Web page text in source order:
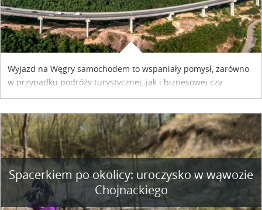
Wyjazd na Węgry samochodem to wspaniały pomysł, zarówno
w przypadku podróży turystycznej, jak i biznesowej czy
służbowej. Pamiętać tylko trzeba o wykupieniu winiety, co
współpracy reklamowej z Hungary Vignette.
Spacerkiem po okolicy: uroczysko w wąwozie
Chojnackiego